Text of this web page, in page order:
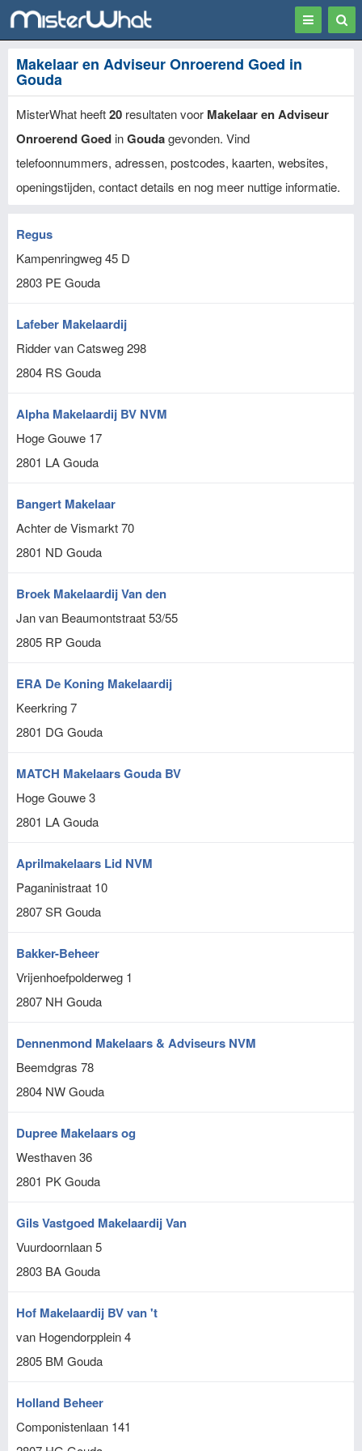
Toggle
Makelaar en Adviseur Onroerend Goed in
Gouda
MisterWhat heeft20 resultaten voor Makelaar en Adviseur
Onroerend Goed inGoudagevonden. Vind
telefoonnummers, adressen, postcodes, kaarten, websites,
openingstijden, contact details en nog meer nuttige informatie.
Regus
Kampenringweg 45 D
2803 PE Gouda
Lafeber Makelaardij
Ridder van Catsweg 298
2804 RSGouda
Alpha Makelaardij BV NVM
Hoge Gouwe 17
2801 LAGouda
Bangert Makelaar
Achter de Vismarkt 70
2801 ND Gouda
Broek Makelaardij Van den
Jan van Beaumontstraat 53/55
2805 RPGouda
ERA De Koning Makelaardij
Keerkring 7
2801 DG Gouda
MATCH Makelaars Gouda BV
Hoge Gouwe 3
2801 LAGouda
Aprilmakelaars Lid NVM
Paganinistraat 10
2807 SR Gouda
Bakker-Beheer
Vrijenhoefpolderweg 1
2807 NH Gouda
Dennenmond Makelaars & Adviseurs NVM
Beemdgras 78
2804 NWGouda
Dupree Makelaars og
Westhaven 36
2801 PKGouda
Gils Vastgoed Makelaardij Van
Vuurdoornlaan 5
2803 BAGouda
Hof Makelaardij BV van 't
van Hogendorpplein 4
2805 BM Gouda
Holland Beheer
Componistenlaan 141